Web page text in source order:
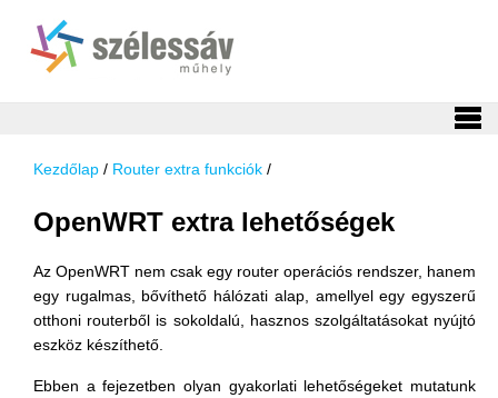
Kezdőlap / Router extra funkciók /
OpenWRT extra lehetőségek
Az OpenWRT nem csak egy router operációs rendszer, hanem
egy rugalmas, bővíthető hálózati alap, amellyel egy egyszerű
otthoni routerből is sokoldalú, hasznos szolgáltatásokat nyújtó
eszköz készíthető.
Ebben a fejezetben olyan gyakorlati lehetőségeket mutatunk